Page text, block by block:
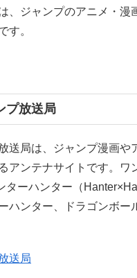
、ジャンプのアニメ・漫
す。
プ放送局
送局は、ジャンプ漫画や
アンテナサイトです。ワ
ターハンター（
ハンター、ドラゴンボー
送局